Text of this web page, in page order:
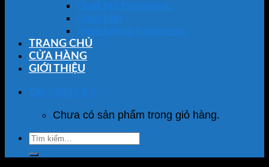
Quạt hút Panasonic
Quạt trần
Quạt tường Panasonic
TRANG CHỦ
CỬA HÀNG
GIỚI THIỆU
Giỏ hàng / 0 ₫
Chưa có sản phẩm trong giỏ hàng.
Tìm
kiếm: